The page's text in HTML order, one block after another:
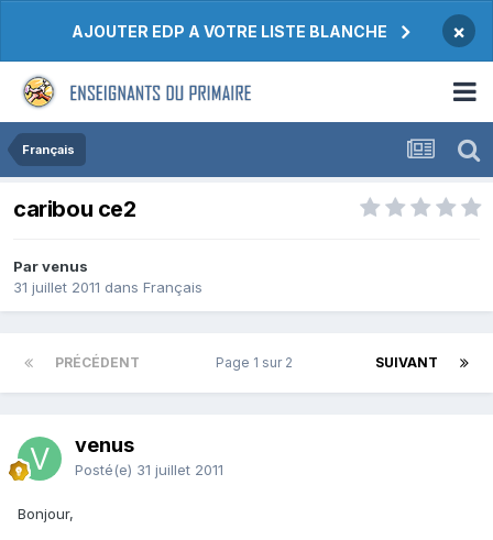
AJOUTER EDP A VOTRE LISTE BLANCHE ×
Français
caribou ce2
Par venus
31 juillet 2011 dans Français
PRÉCÉDENT SUIVANT
Page 1 sur 2
venus
Posté(e) 31 juillet 2011
Bonjour,